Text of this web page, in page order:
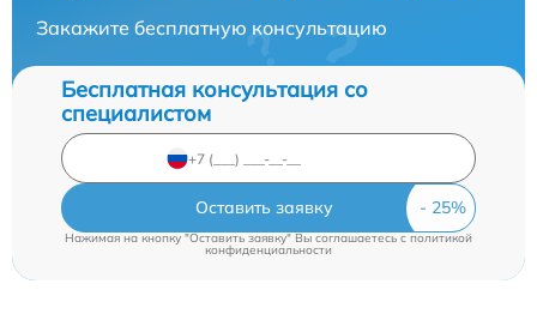
Закажите бесплатную консультацию
Бесплатная консультация со
специалистом
Оставить заявку
Нажимая на кнопку "Оставить заявку" Вы соглашаетесь c политикой
конфиденциальности